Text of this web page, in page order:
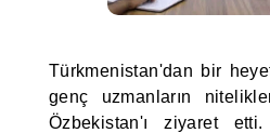
Türkmenistan'dan bir
genç uzmanların
Özbekistan'ı ziyaret